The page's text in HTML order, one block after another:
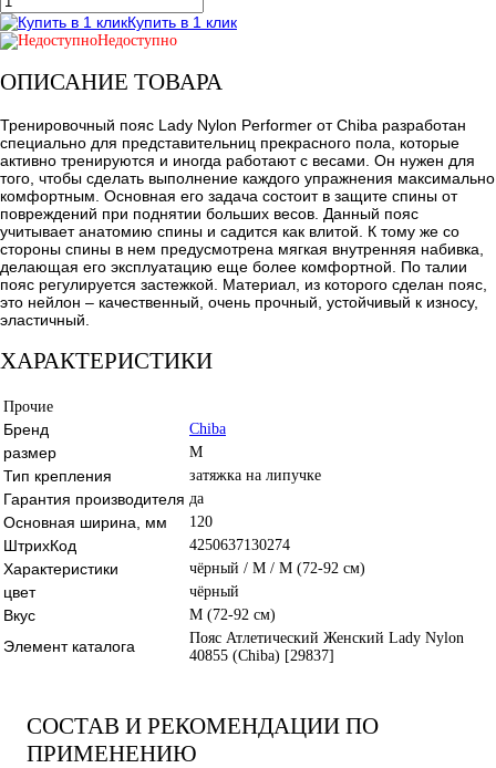
Купить в 1 клик
Недоступно
ОПИСАНИЕ ТОВАРА
Тренировочный пояс Lady Nylon Performer от Chiba разработан
специально для представительниц прекрасного пола, которые
активно тренируются и иногда работают с весами. Он нужен для
того, чтобы сделать выполнение каждого упражнения максимально
комфортным. Основная его задача состоит в защите спины от
повреждений при поднятии больших весов. Данный пояс
учитывает анатомию спины и садится как влитой. К тому же со
стороны спины в нем предусмотрена мягкая внутренняя набивка,
делающая его эксплуатацию еще более комфортной. По талии
пояс регулируется застежкой. Материал, из которого сделан пояс,
это нейлон – качественный, очень прочный, устойчивый к износу,
эластичный.
ХАРАКТЕРИСТИКИ
Прочие
Бренд Chiba
размер M
Тип крепления затяжка на липучке
Гарантия производителя да
Основная ширина, мм 120
ШтрихКод 4250637130274
Характеристики чёрный / M / M (72-92 см)
цвет чёрный
Вкус M (72-92 см)
Элемент каталога
Пояс Атлетический Женский Lady Nylon
40855 (Chiba) [29837]
СОСТАВ И РЕКОМЕНДАЦИИ ПО
ПРИМЕНЕНИЮ